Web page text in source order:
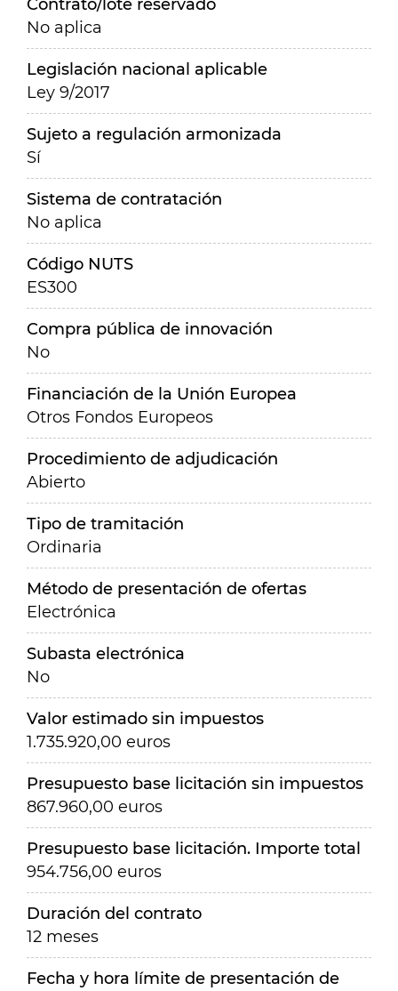
Contrato/lote reservado
No aplica
Legislación nacional aplicable
Ley 9/2017
Sujeto a regulación armonizada
Sí
Sistema de contratación
No aplica
Código NUTS
ES300
Compra pública de innovación
No
Financiación de la Unión Europea
Otros Fondos Europeos
Procedimiento de adjudicación
Abierto
Tipo de tramitación
Ordinaria
Método de presentación de ofertas
Electrónica
Subasta electrónica
No
Valor estimado sin impuestos
1.735.920,00 euros
Presupuesto base licitación sin impuestos
867.960,00 euros
Presupuesto base licitación. Importe total
954.756,00 euros
Duración del contrato
12 meses
Fecha y hora límite de presentación de